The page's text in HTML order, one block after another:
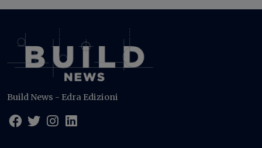
Build News - Edra Edizioni